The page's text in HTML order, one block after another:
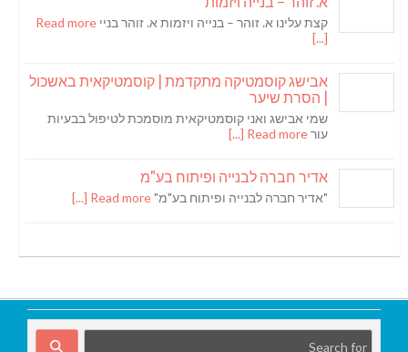
קצת עלינו א. זוהר – בנייה ויזמות א. זוהר בניי Read more
[...]
אבישג קוסמטיקה מתקדמת | קוסמטיקאית באשכול
| הסרת שיער
שמי אבישג ואני קוסמטיקאית מוסמכת לטיפול בבעיות
עורRead more [...]
אדיר חברה לבנייה ופיתוח בע"מ
"אדיר חברה לבנייה ופיתוח בע"מ"Read more [...]